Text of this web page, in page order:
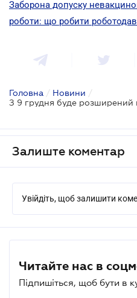
Заборона допуску
роботи: що робити
Головна / Новини /
Залиште коментар
Увійдіть, щоб залишити
Читайте нас в
Підпишіться, щоб бути в